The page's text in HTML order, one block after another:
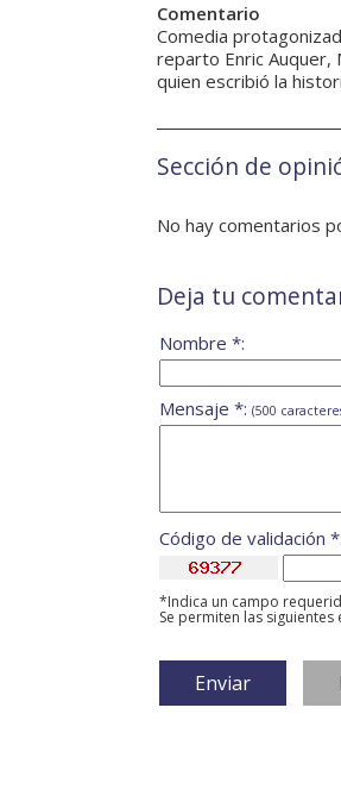
Comentario
Comedia
reparto Enric Auquer,
quien escribió la
Sección de
No hay comentarios
Deja tu
Nombre *:
Mensaje *: (500
Código de validación *:
*Indica un campo
Se permiten las